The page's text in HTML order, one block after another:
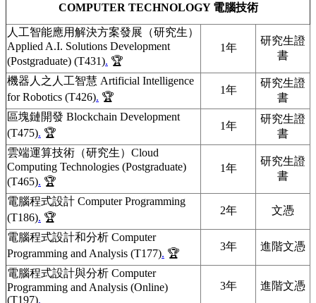
COMPUTER TECHNOLOGY 電腦技術
人工智能應用解決方案發展（研究生）
Applied A.I. Solutions Development
(Postgraduate) (T431). 🏆
1年
研究生證
書
機器人之人工智慧 Artificial Intelligence
for Robotics (T426). 🏆
1年
研究生證
書
區塊鏈開發 Blockchain Development
(T475). 🏆
1年
研究生證
書
雲端運算技術（研究生）Cloud
Computing Technologies (Postgraduate)
(T465). 🏆
1年
研究生證
書
電腦程式設計 Computer Programming
(T186). 🏆
2年 文憑
電腦程式設計和分析 Computer
Programming and Analysis (T177). 🏆
3年 進階文憑
電腦程式設計與分析 Computer
Programming and Analysis (Online)
(T197).
3年 進階文憑